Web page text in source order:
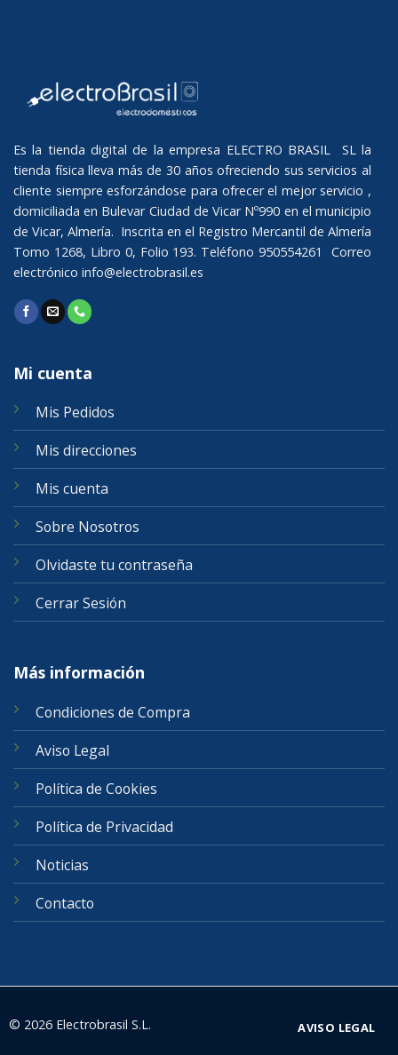
Es la tienda digital de la empresa ELECTRO BRASIL SL la
tienda física lleva más de 30 años ofreciendo sus servicios al
cliente siempre esforzándose para ofrecer el mejor servicio ,
domiciliada en Bulevar Ciudad de Vicar Nº990 en el municipio
de Vicar, Almería. Inscrita en el Registro Mercantil de Almería
Tomo 1268, Libro 0, Folio 193. Teléfono 950554261 Correo
electrónico info@electrobrasil.es
Mi cuenta
Mis Pedidos
Mis direcciones
Mis cuenta
Sobre Nosotros
Olvidaste tu contraseña
Cerrar Sesión
Más información
Condiciones de Compra
Aviso Legal
Política de Cookies
Política de Privacidad
Noticias
Contacto
© 2026 Electrobrasil S.L. AVISO LEGAL